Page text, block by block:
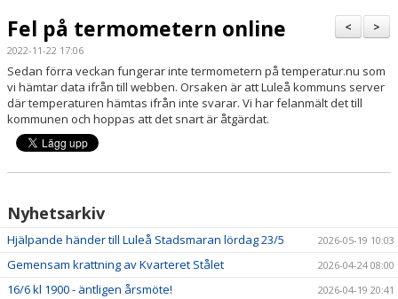
TRÄNINGSPOLICY
VÅRA GRUPPER/LEDARE
STYRELSE & STADGAR
KALENDER
>
<
Fel på termometern online
2022-11-22 17:06
Sedan förra veckan fungerar inte termometern på temperatur.nu som
vi hämtar data ifrån till webben. Orsaken är att Luleå kommuns server
där temperaturen hämtas ifrån inte svarar. Vi har felanmält det till
kommunen och hoppas att det snart är åtgärdat.
Nyhetsarkiv
Hjälpande händer till Luleå Stadsmaran lördag 23/5 2026-05-19 10:03
Gemensam krattning av Kvarteret Stålet 2026-04-24 08:00
16/6 kl 1900 - äntligen årsmöte! 2026-04-19 20:41